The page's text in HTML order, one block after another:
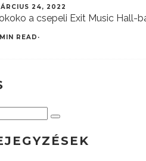
24, 2022
a csepeli Exit Music Hall-
READ ·